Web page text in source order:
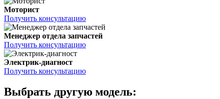
Моторист
Получить консультацию
Менеджер отдела запчастей
Получить консультацию
Электрик-диагност
Получить консультацию
Выбрать другую модель: